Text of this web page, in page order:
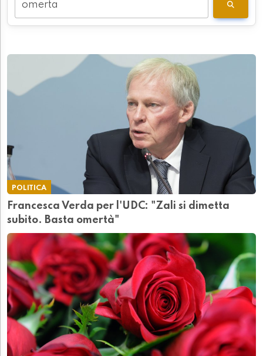
POLITICA
Francesca Verda per l'UDC: "Zali si dimetta
subito. Basta omertà"